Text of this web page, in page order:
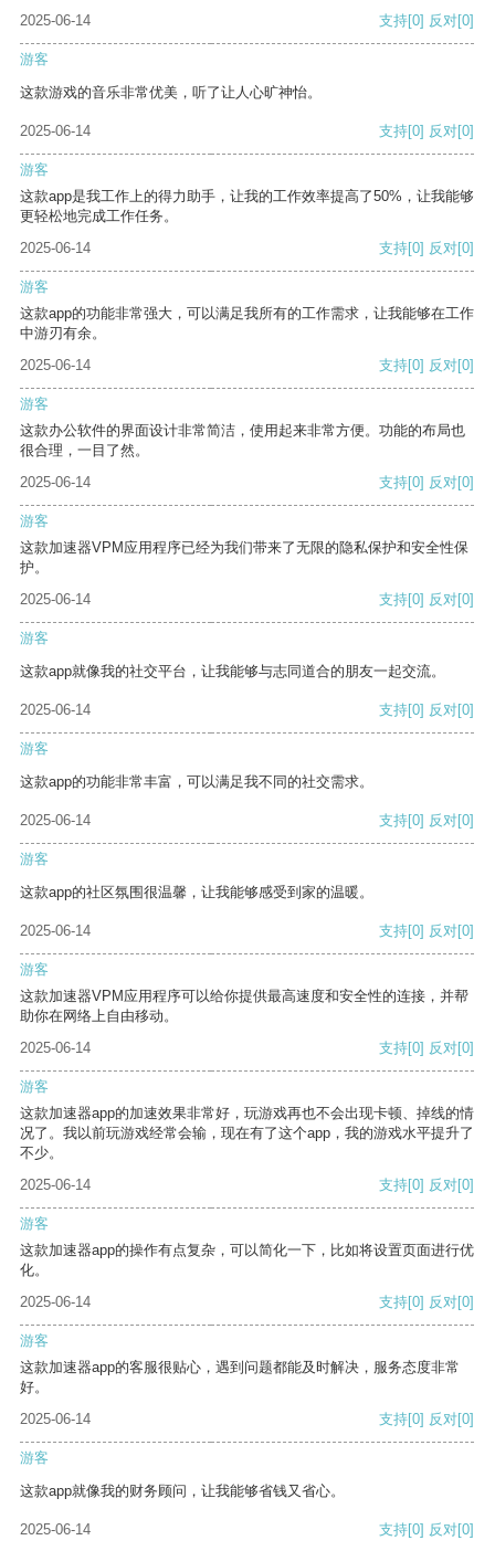
2025-06-14 支持[0] 反对[0]
游客
这款游戏的音乐非常优美，听了让人心旷神怡。
2025-06-14 支持[0] 反对[0]
游客
这款app是我工作上的得力助手，让我的工作效率提高了50%，让我能够
更轻松地完成工作任务。
2025-06-14
支持[0] 反对[0]
游客
这款app的功能非常强大，可以满足我所有的工作需求，让我能够在工作
中游刃有余。
2025-06-14
支持[0] 反对[0]
游客
这款办公软件的界面设计非常简洁，使用起来非常方便。功能的布局也
很合理，一目了然。
2025-06-14
支持[0] 反对[0]
游客
这款加速器VPM应用程序已经为我们带来了无限的隐私保护和安全性保
护。
2025-06-14
支持[0] 反对[0]
游客
这款app就像我的社交平台，让我能够与志同道合的朋友一起交流。
2025-06-14 支持[0] 反对[0]
游客
这款app的功能非常丰富，可以满足我不同的社交需求。
2025-06-14 支持[0] 反对[0]
游客
这款app的社区氛围很温馨，让我能够感受到家的温暖。
2025-06-14 支持[0] 反对[0]
游客
这款加速器VPM应用程序可以给你提供最高速度和安全性的连接，并帮
助你在网络上自由移动。
2025-06-14
支持[0] 反对[0]
游客
这款加速器app的加速效果非常好，玩游戏再也不会出现卡顿、掉线的情
况了。我以前玩游戏经常会输，现在有了这个app，我的游戏水平提升了
不少。
2025-06-14
支持[0] 反对[0]
游客
这款加速器app的操作有点复杂，可以简化一下，比如将设置页面进行优
化。
2025-06-14
支持[0] 反对[0]
游客
这款加速器app的客服很贴心，遇到问题都能及时解决，服务态度非常
好。
2025-06-14
支持[0] 反对[0]
游客
这款app就像我的财务顾问，让我能够省钱又省心。
2025-06-14 支持[0] 反对[0]